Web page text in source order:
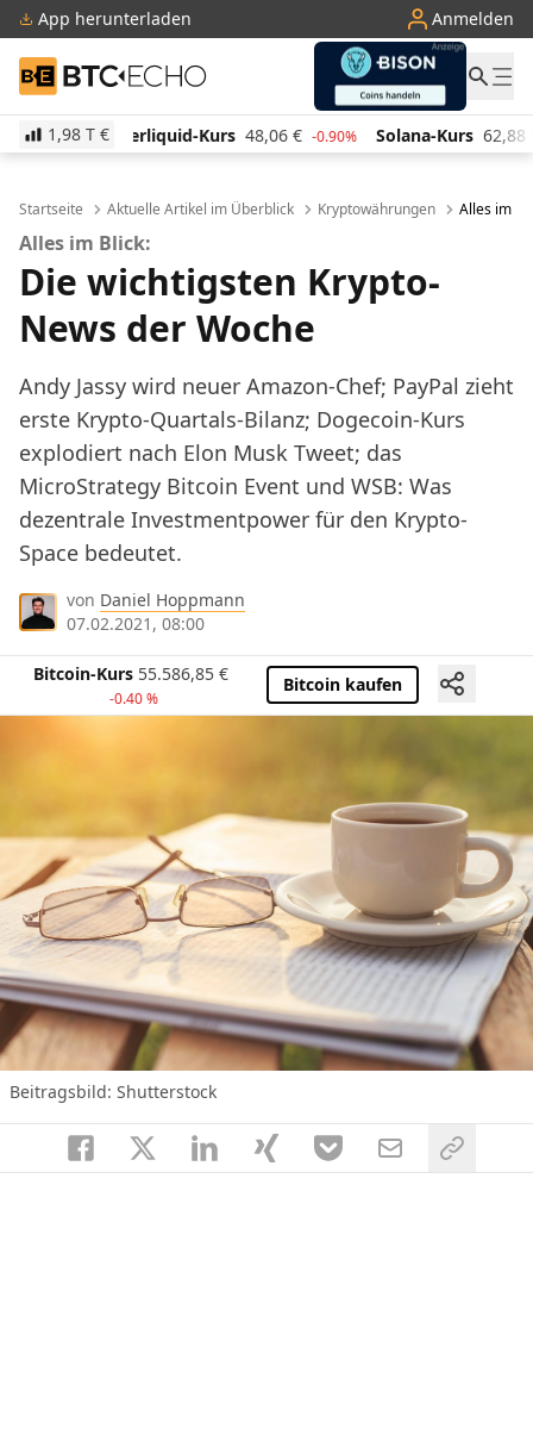
App herunterladen Anmelden
BTC-ECHO
1,98 T €
Kurs 48,06 € -0.90% Solana-Kurs 62,88 € -1.20% TRON-Kurs
Startseite Aktuelle Artikel im Überblick Kryptowährungen Alles im
Alles im Blick:
Die wichtigsten Krypto-
News der Woche
Andy Jassy wird neuer Amazon-Chef; PayPal zieht
erste Krypto-Quartals-Bilanz; Dogecoin-Kurs
explodiert nach Elon Musk Tweet; das
MicroStrategy Bitcoin Event und WSB: Was
dezentrale Investmentpower für den Krypto-
Space bedeutet.
von Daniel Hoppmann
07.02.2021, 08:00
Bitcoin-Kurs 55.586,85 €
-0.40 %
Bitcoin kaufen
Beitragsbild: Shutterstock